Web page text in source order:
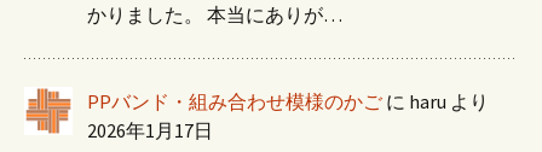
かりました。 本当にありが…
PPバンド・組み合わせ模様のかご に haru より
2026年1月17日